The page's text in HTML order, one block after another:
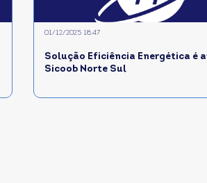
Solução Eficiência Energética é
Sicoob Norte Sul
01/12/2025 18:47